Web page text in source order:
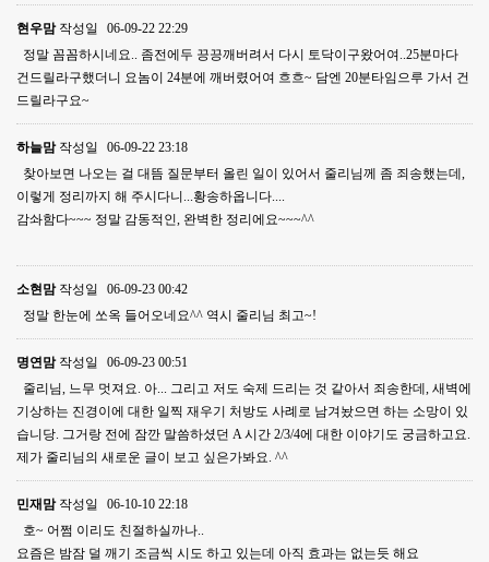
현우맘 작성일
06-09-22 22:29
정말 꼼꼼하시네요.. 좀전에두 끙끙깨버려서 다시 토닥이구왔어여..25분마다
건드릴라구했더니 요놈이 24분에 깨버렸어여 흐흐~ 담엔 20분타임으루 가서 건
드릴라구요~
하늘맘 작성일
06-09-22 23:18
찾아보면 나오는 걸 대뜸 질문부터 올린 일이 있어서 줄리님께 좀 죄송했는데,
이렇게 정리까지 해 주시다니...황송하옵니다....
감솨함다~~~ 정말 감동적인, 완벽한 정리에요~~~^^
소현맘 작성일
06-09-23 00:42
정말 한눈에 쏘옥 들어오네요^^ 역시 줄리님 최고~!
명연맘 작성일
06-09-23 00:51
줄리님, 느무 멋져요. 아... 그리고 저도 숙제 드리는 것 같아서 죄송한데, 새벽에
기상하는 진경이에 대한 일찍 재우기 처방도 사례로 남겨놨으면 하는 소망이 있
습니당. 그거랑 전에 잠깐 말씀하셨던 A 시간 2/3/4에 대한 이야기도 궁금하고요.
제가 줄리님의 새로운 글이 보고 싶은가봐요. ^^
민재맘 작성일
06-10-10 22:18
호~ 어쩜 이리도 친절하실까나..
요즘은 밤잠 덜 깨기 조금씩 시도 하고 있는데 아직 효과는 없는듯 해요